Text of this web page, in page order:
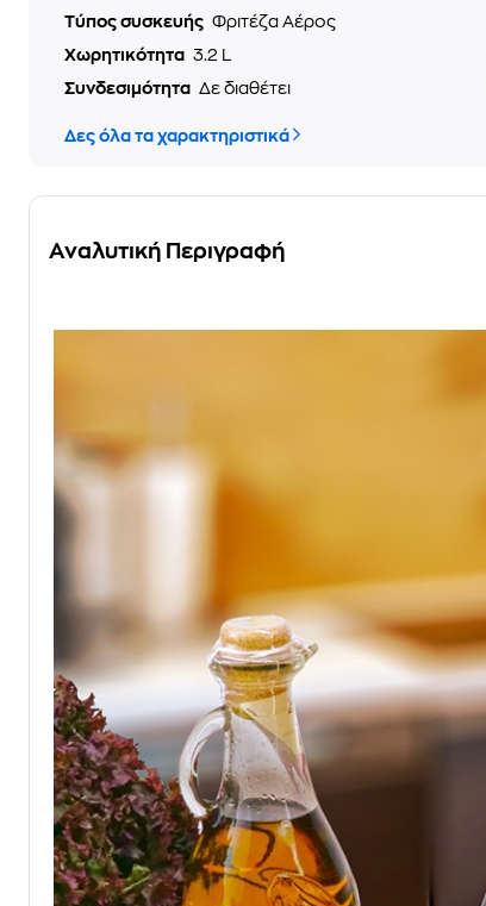
Τύπος συσκευής Φριτέζα Αέρος
Χωρητικότητα 3.2 L
Συνδεσιμότητα Δε διαθέτει
Δες όλα τα χαρακτηριστικά
Αναλυτική Περιγραφή